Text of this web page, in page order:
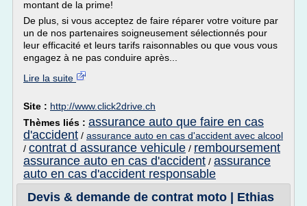
montant de la prime!
De plus, si vous acceptez de faire réparer votre voiture par
un de nos partenaires soigneusement sélectionnés pour
leur efficacité et leurs tarifs raisonnables ou que vous vous
engagez à ne pas conduire après...
Lire la suite
Site : http://www.click2drive.ch
Thèmes liés : assurance auto que faire en cas
d'accident / assurance auto en cas d'accident avec alcool
/ contrat d assurance vehicule / remboursement
assurance auto en cas d'accident / assurance
auto en cas d'accident responsable
Devis & demande de contrat moto | Ethias